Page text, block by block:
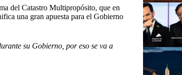
del Catastro Multipropósito, que en
una gran apuesta para el Gobierno
su Gobierno, por eso se va a